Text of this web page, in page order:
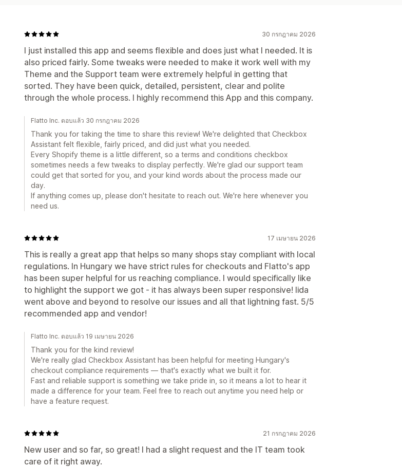
30 กรกฎาคม 2026
I just installed this app and seems flexible and does just what I needed. It is
also priced fairly. Some tweaks were needed to make it work well with my
Theme and the Support team were extremely helpful in getting that
sorted. They have been quick, detailed, persistent, clear and polite
through the whole process. I highly recommend this App and this company.
Flatto Inc. ตอบแล้ว 30 กรกฎาคม 2026
Thank you for taking the time to share this review! We're delighted that Checkbox
Assistant felt flexible, fairly priced, and did just what you needed.
Every Shopify theme is a little different, so a terms and conditions checkbox
sometimes needs a few tweaks to display perfectly. We're glad our support team
could get that sorted for you, and your kind words about the process made our
day.
If anything comes up, please don't hesitate to reach out. We're here whenever you
need us.
17 เมษายน 2026
This is really a great app that helps so many shops stay compliant with local
regulations. In Hungary we have strict rules for checkouts and Flatto's app
has been super helpful for us reaching compliance. I would specifically like
to highlight the support we got - it has always been super responsive! Iida
went above and beyond to resolve our issues and all that lightning fast. 5/5
recommended app and vendor!
Flatto Inc. ตอบแล้ว 19 เมษายน 2026
Thank you for the kind review!
We're really glad Checkbox Assistant has been helpful for meeting Hungary's
checkout compliance requirements — that's exactly what we built it for.
Fast and reliable support is something we take pride in, so it means a lot to hear it
made a difference for your team. Feel free to reach out anytime you need help or
have a feature request.
21 กรกฎาคม 2026
New user and so far, so great! I had a slight request and the IT team took
care of it right away.